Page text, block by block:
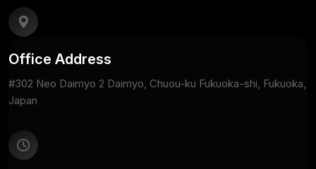
Office Address
#302 Neo Daimyo 2 Daimyo, Chuou-ku Fukuoka-shi, Fukuoka,
Japan